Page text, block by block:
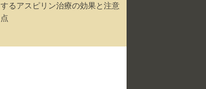
するアスピリン治療の効果と注意
点